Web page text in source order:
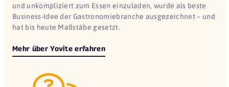
und unkompliziert zum Essen einzuladen, wurde als beste
Business-Idee der Gastronomiebranche ausgezeichnet – und
hat bis heute Maßstäbe gesetzt.
Mehr über Yovite erfahren